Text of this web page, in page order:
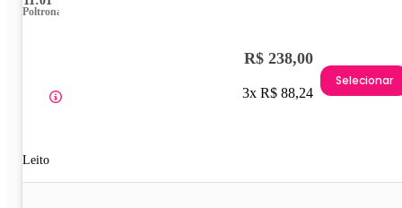
Poltrona
Leito
R$ 238,00
3x R$ 88,24
Selecionar